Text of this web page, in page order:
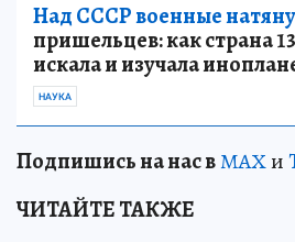
Над СССР военные
пришельцев: как страна
искала и изучала
НАУКА
Подпишись на нас вМАХи
ЧИТАЙТЕ ТАКЖЕ